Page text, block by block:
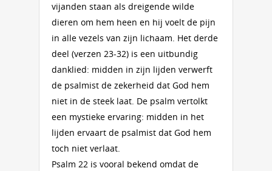
vijanden staan als dreigende wilde
dieren om hem heen en hij voelt de pijn
in alle vezels van zijn lichaam. Het derde
deel (verzen 23-32) is een uitbundig
danklied: midden in zijn lijden verwerft
de psalmist de zekerheid dat God hem
niet in de steek laat. De psalm vertolkt
een mystieke ervaring: midden in het
lijden ervaart de psalmist dat God hem
toch niet verlaat.
Psalm 22 is vooral bekend omdat de